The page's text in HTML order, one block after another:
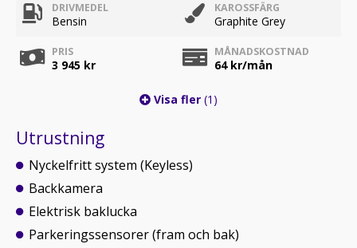
DRIVMEDEL
Bensin
KAROSSFÄRG
Graphite Grey
PRIS
3 945 kr
MÅNADSKOSTNAD
64kr/mån
Visa fler (1)
Utrustning
Nyckelfritt system (Keyless)
Backkamera
Elektrisk baklucka
Parkeringssensorer (fram och bak)